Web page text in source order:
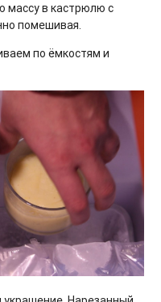
массу в кастрюлю с
помешивая.
по ёмкостям и